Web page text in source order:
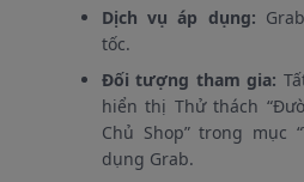
Dịch vụ áp dụng:
tốc.
Đối tượng tham gia:
hiển thị Thử thách
Chủ Shop” trong mục
dụng Grab.